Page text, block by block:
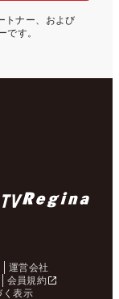
トナー、および
です。
運営会社
会員規約
く表示